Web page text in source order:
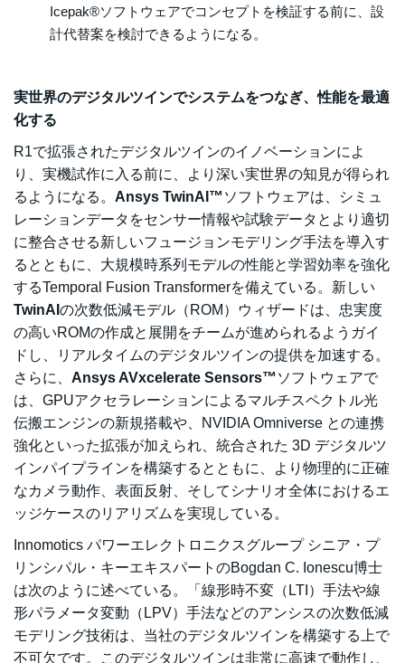
Icepak®ソフトウェアでコンセプトを検証する前に、設
計代替案を検討できるようになる。
実世界のデジタルツインでシステムをつなぎ、性能を最適
化する
R1で拡張されたデジタルツインのイノベーションによ
り、実機試作に入る前に、より深い実世界の知見が得られ
るようになる。 Ansys TwinAI™ ソフトウェアは、シミュ
レーションデータをセンサー情報や試験データとより適切
に整合させる新しいフュージョンモデリング手法を導入す
るとともに、大規模時系列モデルの性能と学習効率を強化
するTemporal Fusion Transformerを備えている。新しい
TwinAI の次数低減モデル（ROM）ウィザードは、忠実度
の高いROMの作成と展開をチームが進められるようガイ
ドし、リアルタイムのデジタルツインの提供を加速する。
さらに、 Ansys AVxcelerate Sensors™ ソフトウェアで
は、GPUアクセラレーションによるマルチスペクトル光
伝搬エンジンの新規搭載や、NVIDIA Omniverse との連携
強化といった拡張が加えられ、統合された 3D デジタルツ
インパイプラインを構築するとともに、より物理的に正確
なカメラ動作、表面反射、そしてシナリオ全体におけるエ
ッジケースのリアリズムを実現している。
Innomotics パワーエレクトロニクスグループ シニア・プ
リンシパル・キーエキスパートのBogdan C. Ionescu博士
は次のように述べている。「線形時不変（LTI）手法や線
形パラメータ変動（LPV）手法などのアンシスの次数低減
モデリング技術は、当社のデジタルツインを構築する上で
不可欠です。このデジタルツインは非常に高速で動作し、